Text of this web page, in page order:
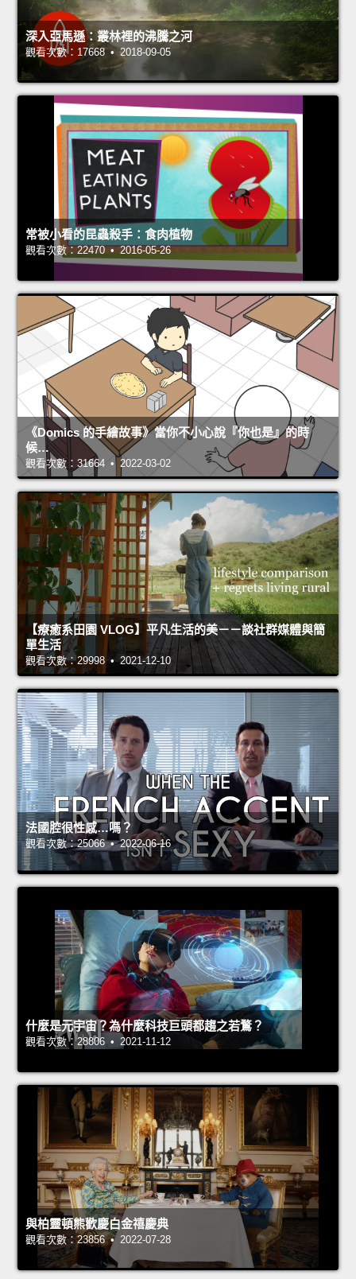
深入亞馬遜：叢林裡的沸騰之河
觀看次數：17668 • 2018-09-05
常被小看的昆蟲殺手：食肉植物
觀看次數：22470 • 2016-05-26
《Domics 的手繪故事》當你不小心說『你也是』的時
候…
觀看次數：31664 • 2022-03-02
【療癒系田園 VLOG】平凡生活的美－－談社群媒體與簡
單生活
觀看次數：29998 • 2021-12-10
法國腔很性感…嗎？
觀看次數：25066 • 2022-06-16
什麼是元宇宙？為什麼科技巨頭都趨之若鶩？
觀看次數：28806 • 2021-11-12
與柏靈頓熊歡慶白金禧慶典
觀看次數：23856 • 2022-07-28